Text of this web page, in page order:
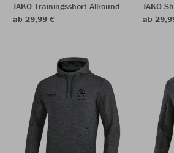
JAKO Trainingsshort Allround
ab 29,99 €
JAKO
ab